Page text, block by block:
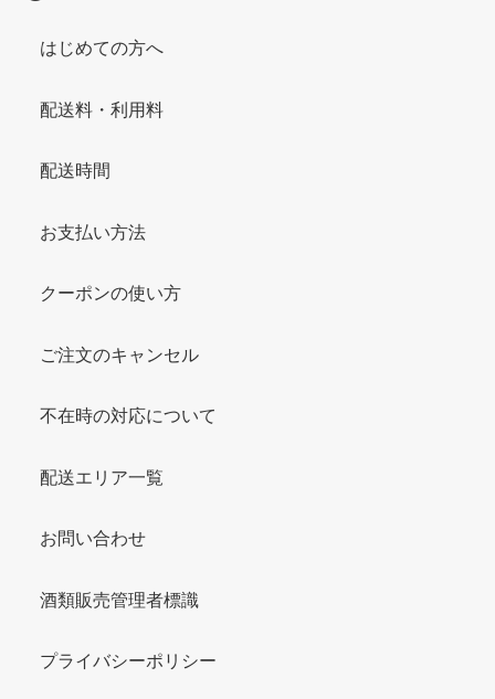
はじめての方へ
配送料・利用料
配送時間
お支払い方法
クーポンの使い方
ご注文のキャンセル
不在時の対応について
配送エリア一覧
お問い合わせ
酒類販売管理者標識
プライバシーポリシー